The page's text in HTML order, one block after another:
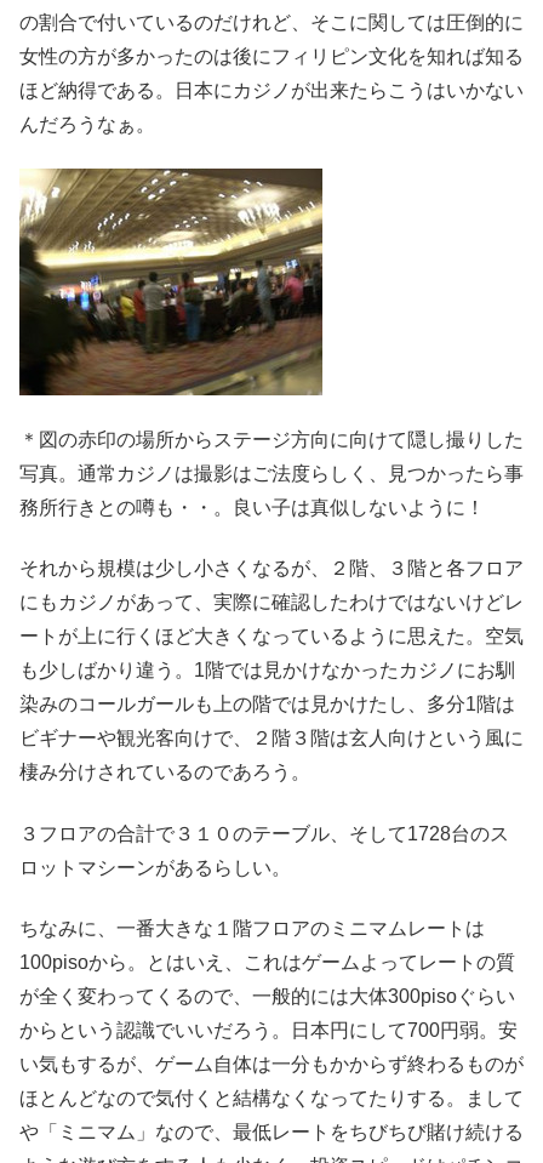
の割合で付いているのだけれど、そこに関しては圧倒的に
女性の方が多かったのは後にフィリピン文化を知れば知る
ほど納得である。日本にカジノが出来たらこうはいかない
んだろうなぁ。
＊図の赤印の場所からステージ方向に向けて隠し撮りした
写真。通常カジノは撮影はご法度らしく、見つかったら事
務所行きとの噂も・・。良い子は真似しないように！
それから規模は少し小さくなるが、２階、３階と各フロア
にもカジノがあって、実際に確認したわけではないけどレ
ートが上に行くほど大きくなっているように思えた。空気
も少しばかり違う。1階では見かけなかったカジノにお馴
染みのコールガールも上の階では見かけたし、多分1階は
ビギナーや観光客向けで、２階３階は玄人向けという風に
棲み分けされているのであろう。
３フロアの合計で３１０のテーブル、そして1728台のス
ロットマシーンがあるらしい。
ちなみに、一番大きな１階フロアのミニマムレートは
100pisoから。とはいえ、これはゲームよってレートの質
が全く変わってくるので、一般的には大体300pisoぐらい
からという認識でいいだろう。日本円にして700円弱。安
い気もするが、ゲーム自体は一分もかからず終わるものが
ほとんどなので気付くと結構なくなってたりする。まして
や「ミニマム」なので、最低レートをちびちび賭け続ける